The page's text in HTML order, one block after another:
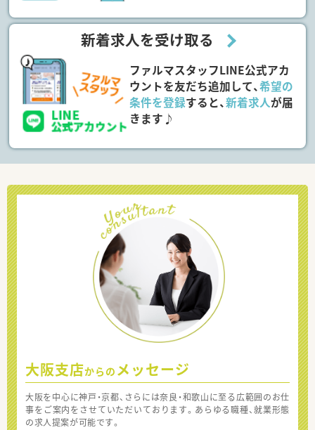
新着求人を受け取る
ファルマスタッフLINE公式アカ
ウントを友だち追加して、希望の
条件を登録すると、新着求人が届
きます♪
大阪支店からの メッセージ
大阪を中心に神戸・京都、さらには奈良・和歌山に至る広範囲のお仕
事をご案内をさせていただいております。あらゆる職種、就業形態
の求人提案が可能です。